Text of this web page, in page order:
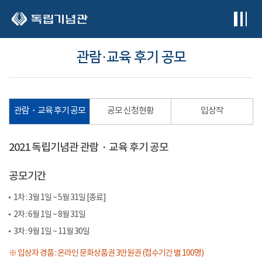
관람・교육 후기 공모
관람・교육 후기 공모 공모 신청현황 입상작
2021 독립기념관 관람・교육 후기 공모
공모기간
1차 : 3월 1일 ~ 5월 31일 [종료]
2차 : 6월 1일 ~ 8월 31일
3차 : 9월 1일 ~ 11월 30일
※ 입상자 경품 : 온라인 문화상품권 3만원권 (접수기간 별 100명)